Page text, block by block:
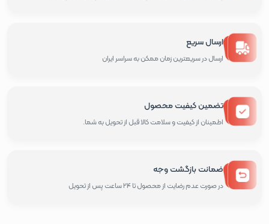
ارسال سریع
ارسال در سریعترین زمان ممکن به سراسر ایران
تضمین کیفیت محصول
اطمینان از کیفیت و سلامت کالا قبل از تحویل به شما.
ضمانت بازگشت وجه
در صورت عدم رضایت از محصول تا 24 ساعت پس از تحویل